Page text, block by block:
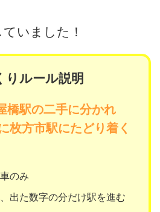
いました！
りルール説明
橋駅の二手に分かれ
枚方市駅にたどり着く
のみ
出た数字の分だけ駅を進む